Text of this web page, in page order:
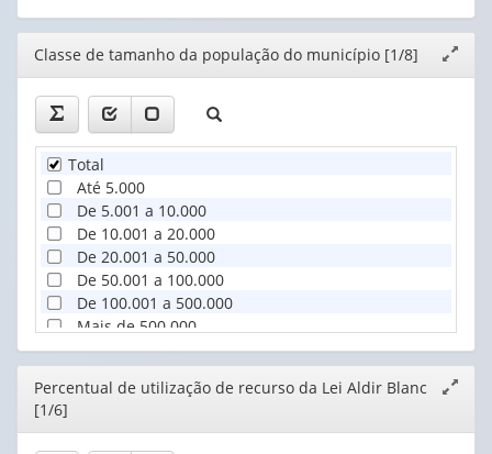
ao
(1)
(1)
Editor
janela
Classe de tamanho da população do município [1/8]
Total
Até 5.000
De 5.001 a 10.000
De 10.001 a 20.000
De 20.001 a 50.000
De 50.001 a 100.000
De 100.001 a 500.000
Mais de 500.000
Editor
Percentual de utilização de recurso da Lei Aldir Blanc
[1/6]